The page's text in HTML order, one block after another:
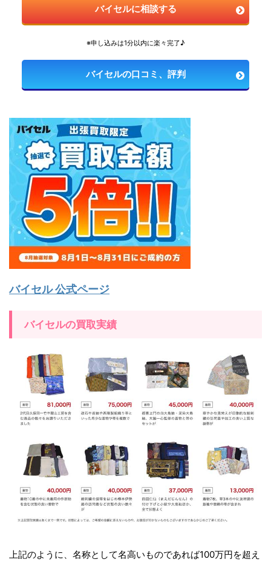
バイセルに相談する
※申し込みは1分以内に楽々完了♪
バイセルの口コミ、評判
バイセル 公式ページ
バイセルの買取実績
上記のように、名称として名高いものであれば100万円を超え